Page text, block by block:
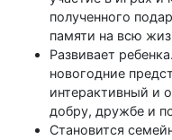
полученного
памяти на всю
Развивает
новогодние
интерактивный и
добру, дружбе и
Становится